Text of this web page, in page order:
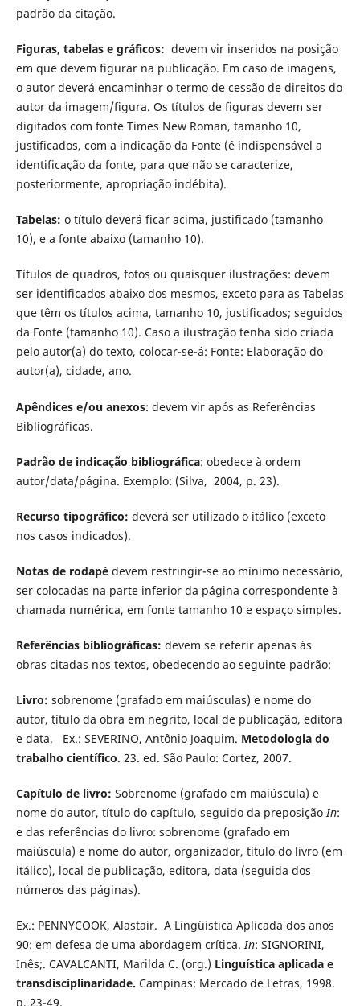
padrão da citação.
Figuras, tabelas e gráficos: devem vir inseridos na posição
em que devem figurar na publicação. Em caso de imagens,
o autor deverá encaminhar o termo de cessão de direitos do
autor da imagem/figura. Os títulos de figuras devem ser
digitados com fonte Times New Roman, tamanho 10,
justificados, com a indicação da Fonte (é indispensável a
identificação da fonte, para que não se caracterize,
posteriormente, apropriação indébita).
Tabelas: o título deverá ficar acima, justificado (tamanho
10), e a fonte abaixo (tamanho 10).
Títulos de quadros, fotos ou quaisquer ilustrações: devem
ser identificados abaixo dos mesmos, exceto para as Tabelas
que têm os títulos acima, tamanho 10, justificados; seguidos
da Fonte (tamanho 10). Caso a ilustração tenha sido criada
pelo autor(a) do texto, colocar-se-á: Fonte: Elaboração do
autor(a), cidade, ano.
Apêndices e/ou anexos: devem vir após as Referências
Bibliográficas.
Padrão de indicação bibliográfica: obedece à ordem
autor/data/página. Exemplo: (Silva, 2004, p. 23).
Recurso tipográfico: deverá ser utilizado o itálico (exceto
nos casos indicados).
Notas de rodapédevem restringir-se ao mínimo necessário,
ser colocadas na parte inferior da página correspondente à
chamada numérica, em fonte tamanho 10 e espaço simples.
Referências bibliográficas: devem se referir apenas às
obras citadas nos textos, obedecendo ao seguinte padrão:
Livro: sobrenome (grafado em maiúsculas) e nome do
autor, título da obra em negrito, local de publicação, editora
e data. Ex.: SEVERINO, Antônio Joaquim. Metodologia do
trabalho científico. 23. ed. São Paulo: Cortez, 2007.
Capítulo de livro: Sobrenome (grafado em maiúscula) e
nome do autor, título do capítulo, seguido da preposição In:
e das referências do livro: sobrenome (grafado em
maiúscula) e nome do autor, organizador, título do livro (em
itálico), local de publicação, editora, data (seguida dos
números das páginas).
Ex.: PENNYCOOK, Alastair. A Lingüística Aplicada dos anos
90: em defesa de uma abordagem crítica. In: SIGNORINI,
Inês;. CAVALCANTI, Marilda C. (org.) Linguística aplicada e
transdisciplinaridade. Campinas: Mercado de Letras, 1998.
p. 23-49.